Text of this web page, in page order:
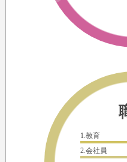
1.教育
2.会社員